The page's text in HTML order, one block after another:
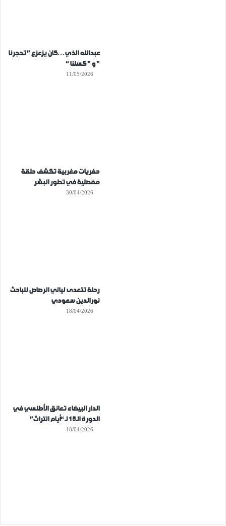
عبدالله الذي…كان يزعزع ” تحجرنا
” و ” كسلنا “
11/05/2026
حفريات مغربية تكشف حلقة
مفصلية في تطور البشر
30/04/2026
رحلة تتعدى ليالي الرصاص للباحث
نورالدين سعودي
18/04/2026
الدار البيضاء تعانق الأطلسي في
الدورة الـ15 لـ “أيام التراث”
18/04/2026